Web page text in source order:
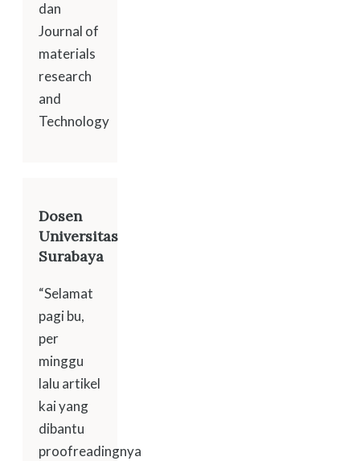
dan
Journal of
materials
research
and
Technology
Dosen
Universitas
Surabaya
“Selamat
pagi bu,
per
minggu
lalu artikel
kai yang
dibantu
proofreadingnya